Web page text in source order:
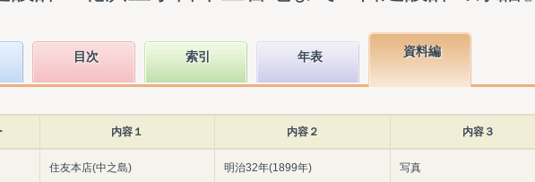
目次 索引 年表 資料編
内容１ 内容２ 内容３
住友本店(中之島) 明治32年(1899年) 写真